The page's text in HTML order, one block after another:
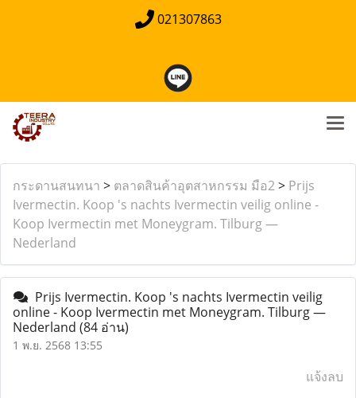
021307863
กระดานสนทนา > ตลาดสินค้าอุตสาหกรรม มือ2> Prijs
Ivermectin. Koop 's nachts Ivermectin veilig online -
Koop Ivermectin met Moneygram. Tilburg —
Nederland
Prijs Ivermectin. Koop 's nachts Ivermectin veilig
online - Koop Ivermectin met Moneygram. Tilburg —
Nederland (84 อ่าน)
1 พ.ย. 2568 13:55
แจ้งลบ